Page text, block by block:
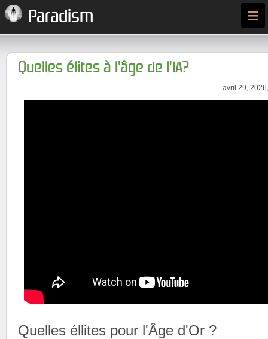
Paradism ≡
Quelles élites à l'âge de l'IA?
avril 29,
Quelles éllites pour l'Âge d'Or ?